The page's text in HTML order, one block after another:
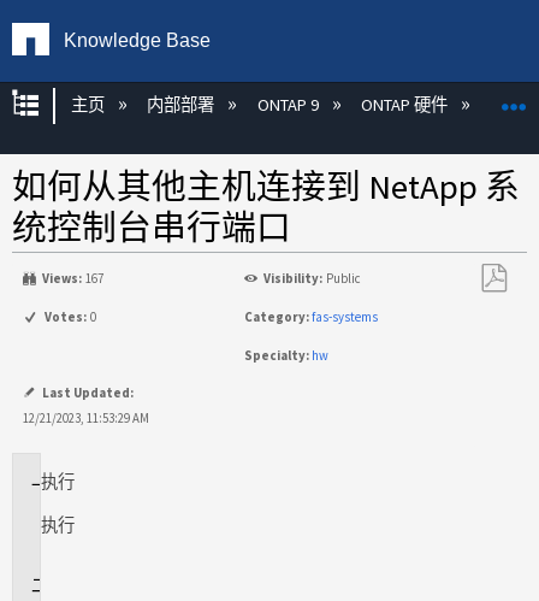
Knowledge Base
扩展/隐缩全局层次
主页 内部部署 ONTAP 9 ONTAP 硬件
如何从其他主机连接到 NetApp 系
统控制台串行端口
Views: 167 Visibility: Public
Votes: 0 Category:fas-systems
Specialty: hw
Last Updated:
12/21/2023, 11:53:29 AM
适
场
执行
执行